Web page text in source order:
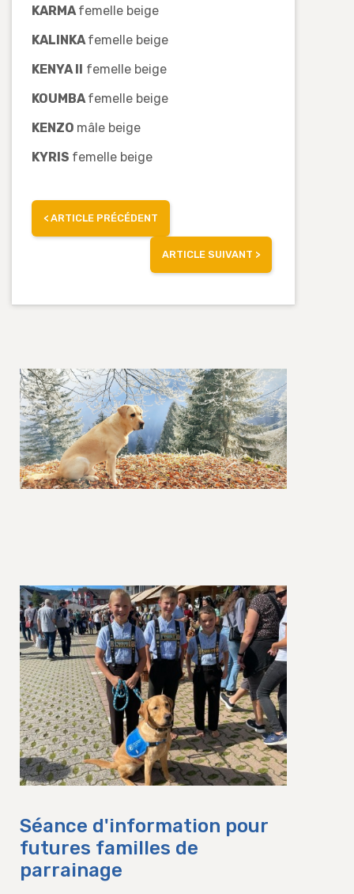
KARMAfemelle beige
KALINKAfemelle beige
KENYA II femelle beige
KOUMBAfemelle beige
KENZO mâle beige
KYRIS femelle beige
< ARTICLE PRÉCÉDENT
ARTICLE SUIVANT >
Séance d'information pour
futures familles de
parrainage